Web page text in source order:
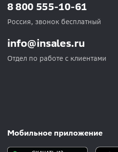
info@insales.ru
Отдел по работе с клиентами
8 800 555-10-61
Россия, звонок бесплатный
Мобильное приложение